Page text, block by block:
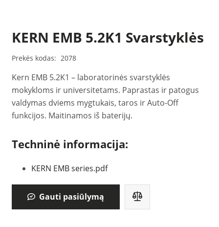
KERN EMB 5.2K1 Svarstyklės
Prekės kodas: 2078
Kern EMB 5.2K1 – laboratorinės svarstyklės
mokykloms ir universitetams. Paprastas ir patogus
valdymas dviems mygtukais, taros ir Auto-Off
funkcijos. Maitinamos iš baterijų.
Techninė informacija:
KERN EMB series.pdf
Gauti pasiūlymą